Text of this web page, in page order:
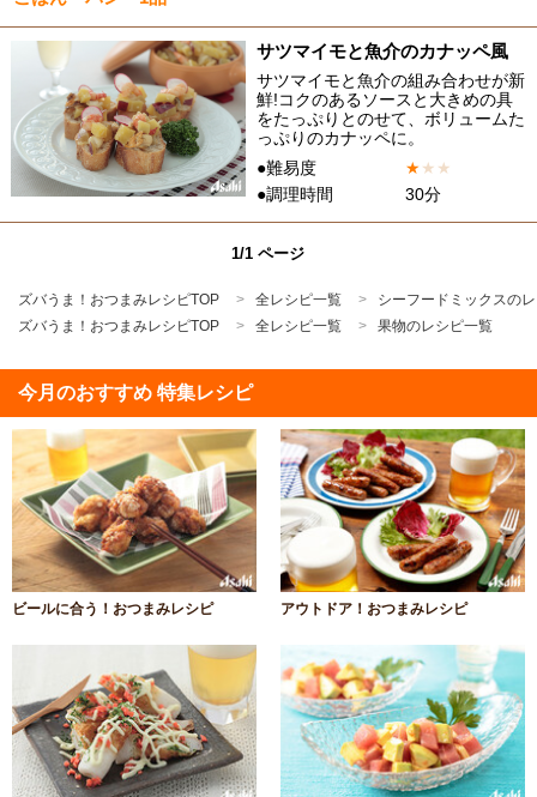
サツマイモと魚介のカナッペ風
サツマイモと魚介の組み合わせが新
鮮!コクのあるソースと大きめの具
をたっぷりとのせて、ボリュームた
っぷりのカナッペに。
●難易度
★★ ★
●調理時間
30分
1/1 ページ
ズバうま！おつまみレシピTOP 全レシピ一覧
シーフードミックスの
ズバうま！おつまみレシピTOP
全レシピ一覧 果物のレシピ一覧
今月のおすすめ 特集レシピ
ビールに合う！おつまみレシピ アウトドア！おつまみレシピ